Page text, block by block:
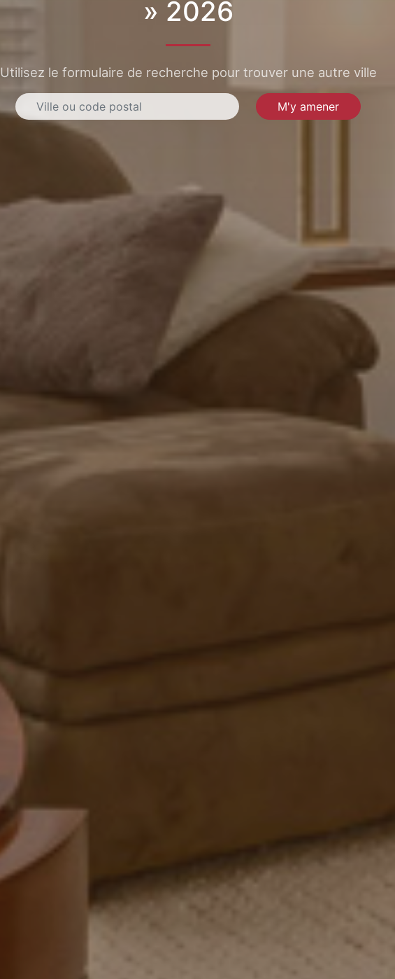
» 2026
Utilisez le formulaire de recherche pour trouver une autre ville
M'y amener